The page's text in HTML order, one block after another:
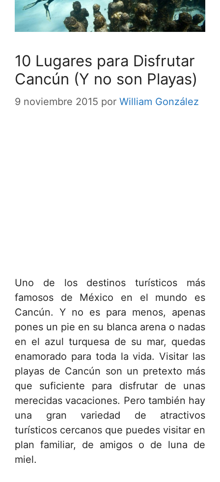
10 Lugares para Disfrutar
Cancún (Y no son Playas)
9 noviembre 2015 por William González
Uno de los destinos turísticos más
famosos de México en el mundo es
Cancún. Y no es para menos, apenas
pones un pie en su blanca arena o nadas
en el azul turquesa de su mar, quedas
enamorado para toda la vida. Visitar las
playas de Cancún son un pretexto más
que suficiente para disfrutar de unas
merecidas vacaciones. Pero también hay
una gran variedad de atractivos
turísticos cercanos que puedes visitar en
plan familiar, de amigos o de luna de
miel.